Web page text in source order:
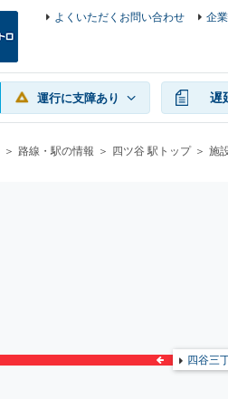
運行に支障あり 遅
よくいただくお問い合わせ 企
路線・駅の情報 四ツ谷 駅トップ 施
四谷三